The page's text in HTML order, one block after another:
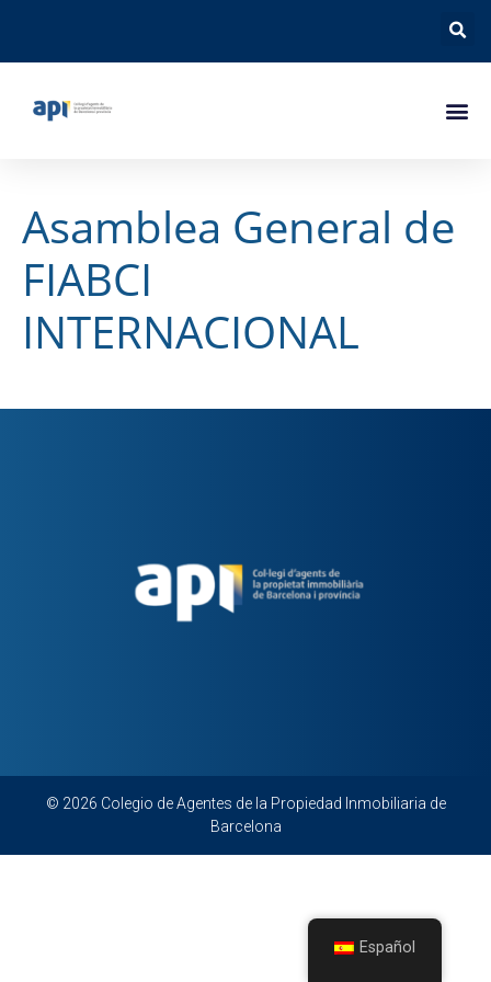
Asamblea General de
FIABCI
INTERNACIONAL
© 2026 Colegio de Agentes de la Propiedad Inmobiliaria de
Barcelona
Español